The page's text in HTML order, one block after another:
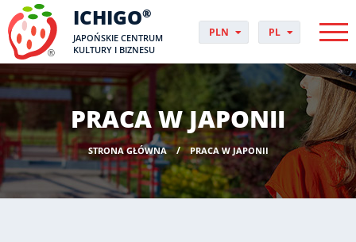
ICHIGO®
JAPOŃSKIE CENTRUM
KULTURY I BIZNESU
PLN
USD
CHF
DKK
NOK
SEK
HUF
PL
DA
DE
EN
ES
FR
HR
HU
PRACA W JAPONII
STRONA GŁÓWNA PRACA W JAPONII